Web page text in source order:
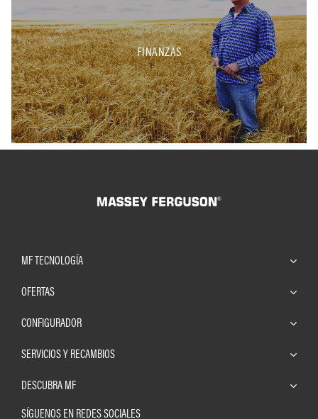
FINANZAS
MF TECNOLOGÍA
OFERTAS
CONFIGURADOR
SERVICIOS Y RECAMBIOS
DESCUBRA MF
SÍGUENOS EN REDES SOCIALES